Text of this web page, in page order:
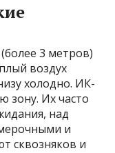
3 метров)
воздух
холодно. ИК-
зону. Их часто
над
и
сквозняков и